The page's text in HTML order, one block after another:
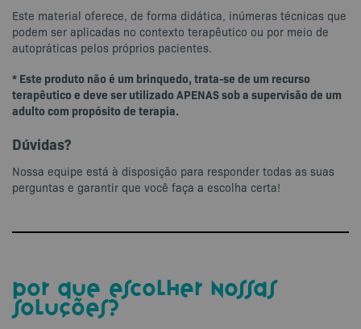
Este material oferece, de forma didática, inúmeras técnicas que
podem ser aplicadas no contexto terapêutico ou por meio de
autopráticas pelos próprios pacientes.
* Este produto não é um brinquedo, trata-se de um recurso
terapêutico e deve ser utilizado APENAS sob a supervisão de um
adulto com propósito de terapia.
Dúvidas?
Nossa equipe está à disposição para responder todas as suas
perguntas e garantir que você faça a escolha certa!
por que escolher nossas
soluções?